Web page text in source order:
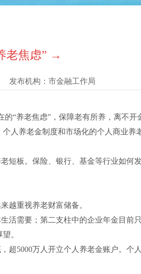
老焦虑” →
发布机构： 市金融工作局
养老焦虑”，保障老有所养，离不开
养老金制度和市场化的个人商业养
板。保险、银行、基金等行业如何
越重视养老财富储备。
需要；第二支柱中的企业年金目前
。
5000万人开立个人养老金账户。个